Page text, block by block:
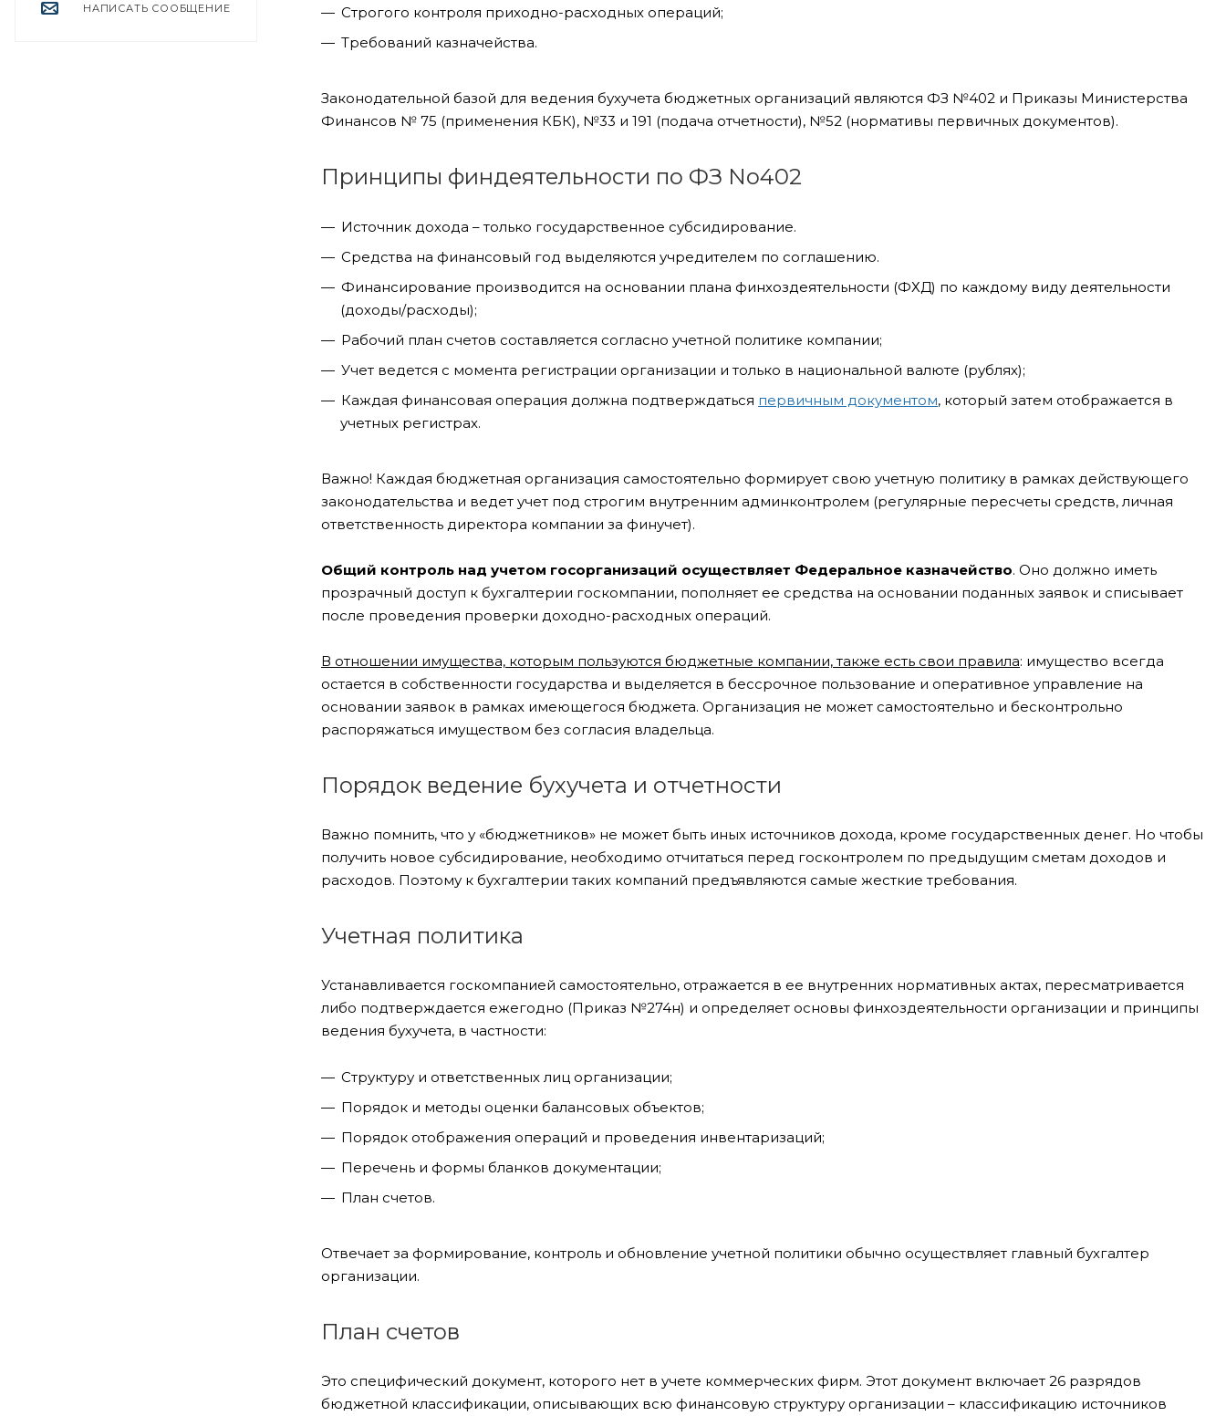
НАПИСАТЬ СООБЩЕНИЕ
Строгого контроля приходно-расходных операций;
Требований казначейства.
Законодательной базой для ведения бухучета бюджетных организаций являются ФЗ №402 и Приказы Министерства
Финансов № 75 (применения КБК), №33 и 191 (подача отчетности), №52 (нормативы первичных документов).
Принципы финдеятельности по ФЗ No402
Источник дохода – только государственное субсидирование.
Средства на финансовый год выделяются учредителем по соглашению.
Финансирование производится на основании плана финхоздеятельности (ФХД) по каждому виду деятельности
(доходы/расходы);
Рабочий план счетов составляется согласно учетной политике компании;
Учет ведется с момента регистрации организации и только в национальной валюте (рублях);
Каждая финансовая операция должна подтверждаться первичным документом, который затем отображается в
учетных регистрах.
Важно! Каждая бюджетная организация самостоятельно формирует свою учетную политику в рамках действующего
законодательства и ведет учет под строгим внутренним админконтролем (регулярные пересчеты средств, личная
ответственность директора компании за финучет).
Общий контроль над учетом госорганизаций осуществляет Федеральное казначейство. Оно должно иметь
прозрачный доступ к бухгалтерии госкомпании, пополняет ее средства на основании поданных заявок и списывает
после проведения проверки доходно-расходных операций.
В отношении имущества, которым пользуются бюджетные компании, также есть свои правила: имущество всегда
остается в собственности государства и выделяется в бессрочное пользование и оперативное управление на
основании заявок в рамках имеющегося бюджета. Организация не может самостоятельно и бесконтрольно
распоряжаться имуществом без согласия владельца.
Порядок ведение бухучета и отчетности
Важно помнить, что у «бюджетников» не может быть иных источников дохода, кроме государственных денег. Но чтобы
получить новое субсидирование, необходимо отчитаться перед госконтролем по предыдущим сметам доходов и
расходов. Поэтому к бухгалтерии таких компаний предъявляются самые жесткие требования.
Учетная политика
Устанавливается госкомпанией самостоятельно, отражается в ее внутренних нормативных актах, пересматривается
либо подтверждается ежегодно (Приказ №274н) и определяет основы финхоздеятельности организации и принципы
ведения бухучета, в частности:
Структуру и ответственных лиц организации;
Порядок и методы оценки балансовых объектов;
Порядок отображения операций и проведения инвентаризаций;
Перечень и формы бланков документации;
План счетов.
Отвечает за формирование, контроль и обновление учетной политики обычно осуществляет главный бухгалтер
организации.
План счетов
Это специфический документ, которого нет в учете коммерческих фирм. Этот документ включает 26 разрядов
бюджетной классификации, описывающих всю финансовую структуру организации – классификацию источников